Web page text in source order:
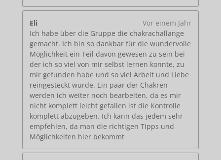
Eli
Vor einem Jahr
Ich habe über die Gruppe die chakrachallange
gemacht. Ich bin so dankbar für die wundervolle
Möglichkeit ein Teil davon gewesen zu sein bei
der ich so viel von mir selbst lernen konnte, zu
mir gefunden habe und so viel Arbeit und Liebe
reingesteckt wurde. Ein paar der Chakren
werden ich weiter noch bearbeiten, da es mir
nicht komplett leicht gefallen ist die Kontrolle
komplett abzugeben. Ich kann das jedem sehr
empfehlen, da man die richtigen Tipps und
Möglichkeiten hier bekommt